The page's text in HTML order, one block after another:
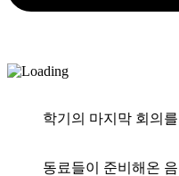
학기의 마지막 회의
동료들이 준비해온